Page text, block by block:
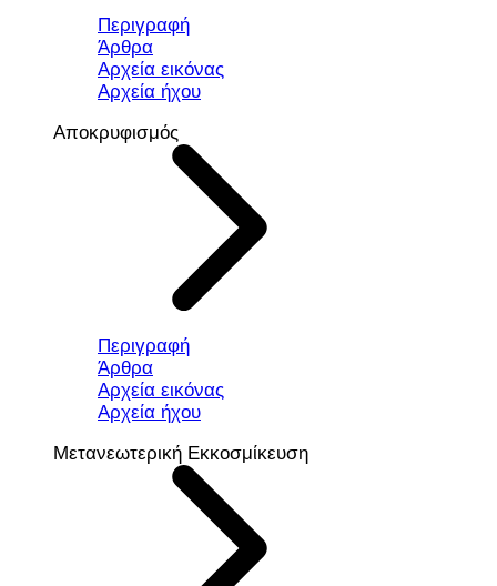
Περιγραφή
Άρθρα
Αρχεία εικόνας
Αρχεία ήχου
Αποκρυφισμός
Περιγραφή
Άρθρα
Αρχεία εικόνας
Αρχεία ήχου
Μετανεωτερική Εκκοσμίκευση